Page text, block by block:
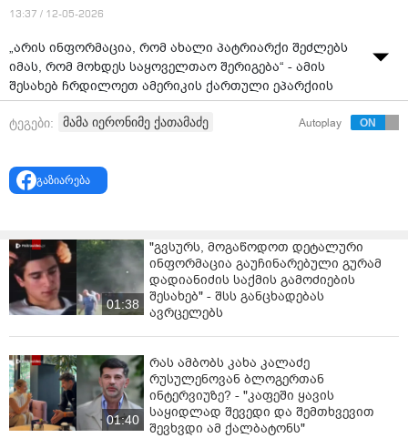
13:37 / 12-05-2026
„არის ინფორმაცია, რომ ახალი პატრიარქი შეძლებს
იმას, რომ მოხდეს საყოველთაო შერიგება“ - ამის
შესახებ ჩრდილოეთ ამერიკის ქართული ეპარქიის
მდივანმა, მღვდელმონაზონმა იერონიმე ქათამაძემ
სვეტიცხოვლის საკათედრო ტაძართან ჟურნალისტებს
გათავისუფლებასთან დაკავშირებით დასმული
კითხვის საპასუხოდ განუცხადა.
ტეგები: მამა იერონიმე ქათამაძე Autoplay
გაზიარება
01:38
"გვსურს, მოგაწოდოთ დეტალური
ინფორმაცია გაუჩინარებული გურამ
დადიანიძის საქმის გამოძიების
შესახებ" - შსს განცხადებას
ავრცელებს
01:40
რას ამბობს კახა კალაძე
რუსულენოვან ბლოგერთან
ინტერვიუზე? - "კაფეში ყავის
საყიდლად შევედი და შემთხვევით
შევხვდი ამ ქალბატონს"